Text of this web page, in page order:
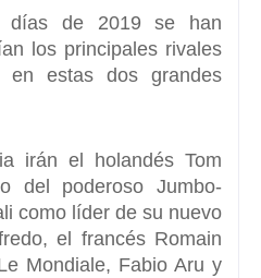
días de 2019 se han
los principales rivales
en estas dos grandes
irán el holandés Tom
del poderoso Jumbo-
como líder de su nuevo
el francés Romain
Mondiale, Fabio Aru y